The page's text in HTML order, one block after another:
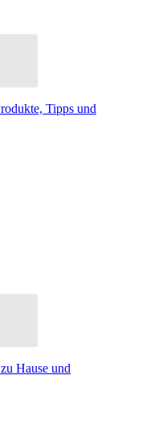
Tipps und
Hause und